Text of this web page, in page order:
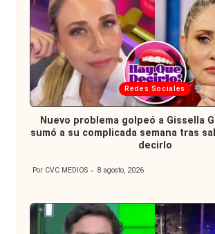
Publicada
en
Redes Sociales
Nuevo problema golpeó a Gissella
sumó a su complicada semana tras
decirlo
Publicado
Por CVC MEDIOS 8 agosto, 2026